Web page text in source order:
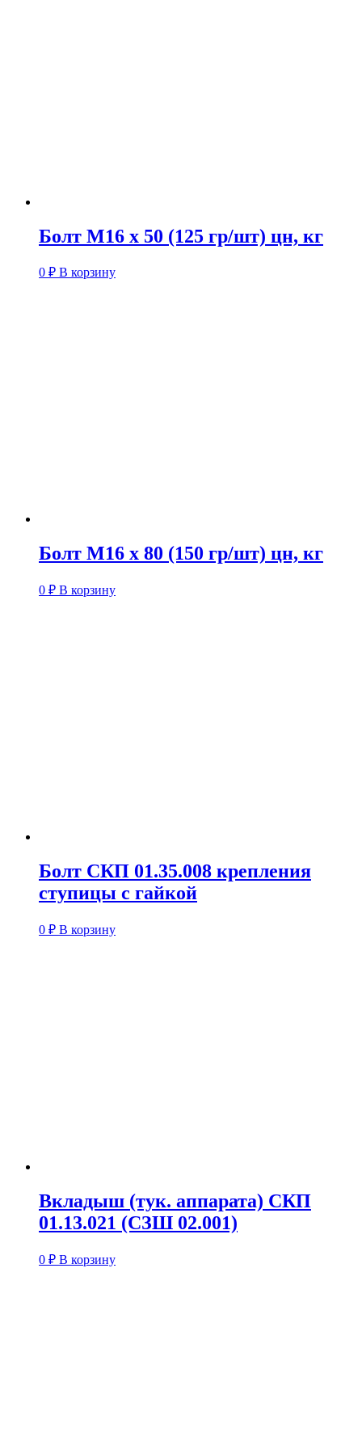
Болт М16 х 50 (125 гр/шт) цн, кг
0 ₽ В корзину
Болт М16 х 80 (150 гр/шт) цн, кг
0 ₽ В корзину
Болт СКП 01.35.008 крепления
ступицы с гайкой
0 ₽ В корзину
Вкладыш (тук. аппарата) СКП
01.13.021 (СЗШ 02.001)
0 ₽ В корзину